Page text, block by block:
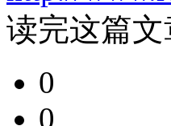
读完这篇
0
0